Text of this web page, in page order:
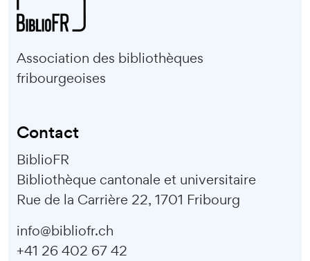
Association des bibliothèques
fribourgeoises
Contact
BiblioFR
Bibliothèque cantonale et universitaire
Rue de la Carrière 22, 1701 Fribourg
info@bibliofr.ch
+41 26 402 67 42